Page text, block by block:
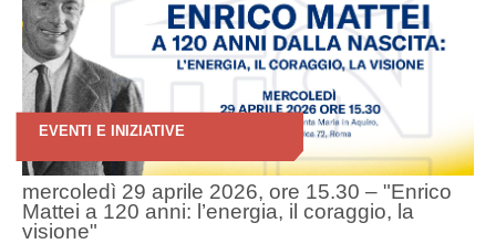
EVENTI E INIZIATIVE
mercoledì 29 aprile 2026, ore 15.30 – "Enrico
Mattei a 120 anni: l’energia, il coraggio, la
visione"